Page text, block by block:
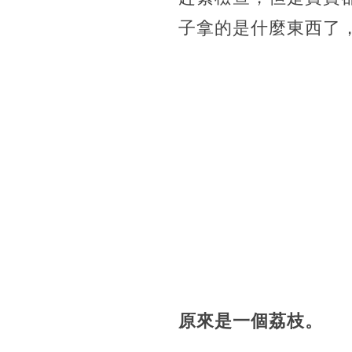
子拿的是什麼東西了
原來是一個荔枝。